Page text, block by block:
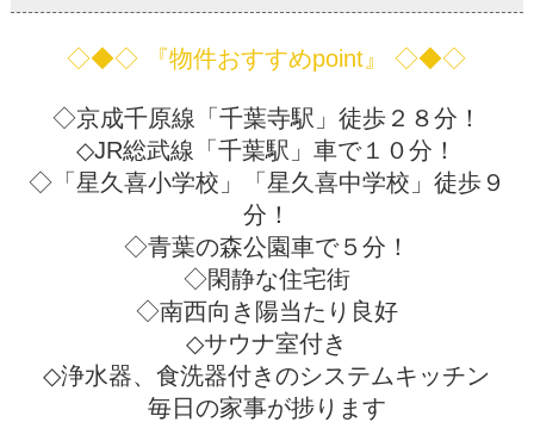
◇◆◇ 『物件おすすめpoint』 ◇◆◇
◇京成千原線「千葉寺駅」徒歩２８分！
◇JR総武線「千葉駅」車で１０分！
◇「星久喜小学校」「星久喜中学校」徒歩９
分！
◇青葉の森公園車で５分！
◇閑静な住宅街
◇南西向き陽当たり良好
◇サウナ室付き
◇浄水器、食洗器付きのシステムキッチン
毎日の家事が捗ります